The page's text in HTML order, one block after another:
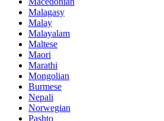
Malagasy
Malay
Malayalam
Maltese
Maori
Marathi
Mongolian
Burmese
Nepali
Norwegian
Pashto